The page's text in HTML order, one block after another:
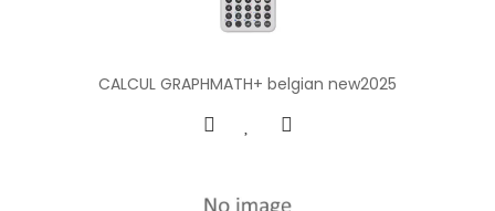
CALCUL GRAPHMATH+ belgian new2025